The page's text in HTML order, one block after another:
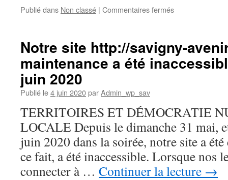
Publié dans Non classé | Commentaires ferméssur
Faut-
il
céder
injonctions
du
numérique
?
Notre site http://savigny-
maintenance a été
juin 2020
Publié le4 juin 2020parAdmin_wp_sav
TERRITOIRES ET DÉMOCRATIE
LOCALE Depuis le dimanche 31 mai,
juin 2020 dans la soirée, notre site a
ce fait, a été inaccessible. Lorsque nos
connecter à … Continuer la lecture →